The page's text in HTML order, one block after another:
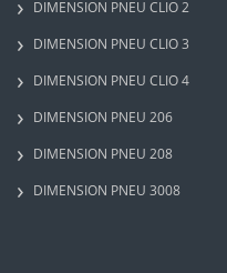
DIMENSION PNEU CLIO 2
DIMENSION PNEU CLIO 3
DIMENSION PNEU CLIO 4
DIMENSION PNEU 206
DIMENSION PNEU 208
DIMENSION PNEU 3008